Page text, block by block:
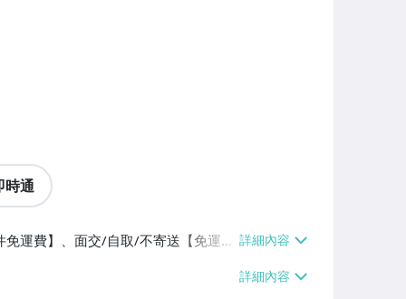
時通
運費】、面交/自取/不寄送【免運